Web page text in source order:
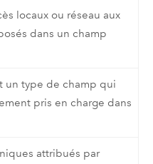
locaux ou réseau aux
dans un champ
un type de champ qui
pris en charge dans
attribués par